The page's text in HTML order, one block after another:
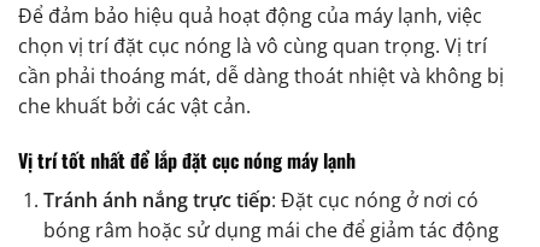
Để đảm bảo hiệu quả hoạt động của máy lạnh, việc
chọn vị trí đặt cục nóng là vô cùng quan trọng. Vị trí
cần phải thoáng mát, dễ dàng thoát nhiệt và không bị
che khuất bởi các vật cản.
Vị trí tốt nhất để lắp đặt cục nóng máy lạnh
Tránh ánh nắng trực tiếp: Đặt cục nóng ở nơi có
bóng râm hoặc sử dụng mái che để giảm tác động